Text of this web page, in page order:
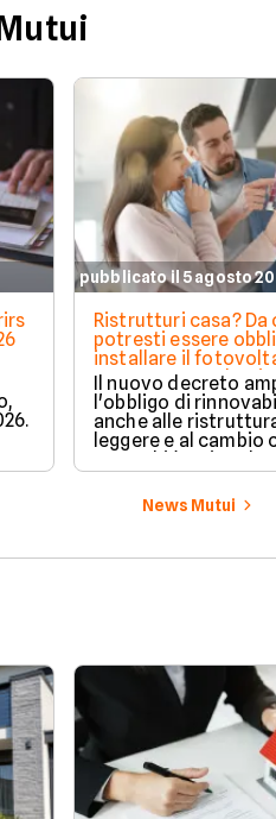
pubblicato il 5 agosto
Ristrutturi casa? Da
potresti essere
installare il
nuova norma che
milioni di italiani
Il nuovo decreto
l'obbligo di
anche alle
leggere e al cambio
ecco chi è
cambia in pratica.
News Mutui